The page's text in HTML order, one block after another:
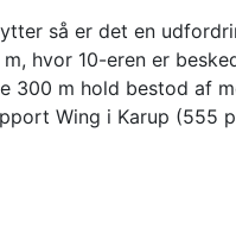
så er det en
hvor 10-eren er
m hold bestod af
Wing i Karup (555